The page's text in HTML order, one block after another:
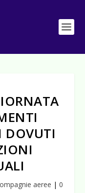
DOVUTI
aeree | 0